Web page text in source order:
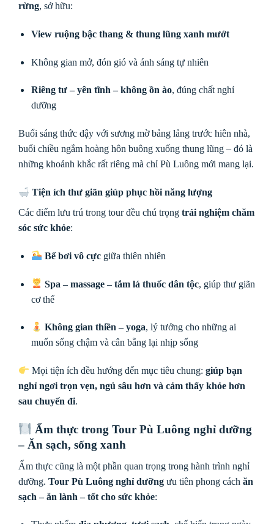
rừng, sở hữu:
View ruộng bậc thang & thung lũng xanh mướt
Không gian mở, đón gió và ánh sáng tự nhiên
Riêng tư – yên tĩnh – không ồn ào, đúng chất nghỉ
dưỡng
Buổi sáng thức dậy với sương mờ bảng lảng trước hiên nhà,
buổi chiều ngắm hoàng hôn buông xuống thung lũng – đó là
những khoảnh khắc rất riêng mà chỉ Pù Luông mới mang lại.
Tiện ích thư giãn giúp phục hồi năng lượng
Các điểm lưu trú trong tour đều chú trọng trải nghiệm chăm
sóc sức khỏe:
Bể bơi vô cực giữa thiên nhiên
Spa – massage – tắm lá thuốc dân tộc, giúp thư giãn
cơ thể
Không gian thiền – yoga, lý tưởng cho những ai
muốn sống chậm và cân bằng lại nhịp sống
Mọi tiện ích đều hướng đến mục tiêu chung:giúp bạn
nghỉ ngơi trọn vẹn, ngủ sâu hơn và cảm thấy khỏe hơn
sau chuyến đi.
Ẩm thực trong Tour Pù Luông nghỉ dưỡng
– Ăn sạch, sống xanh
Ẩm thực cũng là một phần quan trọng trong hành trình nghỉ
dưỡng. Tour Pù Luông nghỉ dưỡng ưu tiên phong cách ăn
sạch – ăn lành – tốt cho sức khỏe: